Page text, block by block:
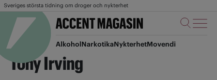
Sveriges största tidning om droger och nykterhet
AlkoholNarkotikaNykterhetMovendi
Tony Irving